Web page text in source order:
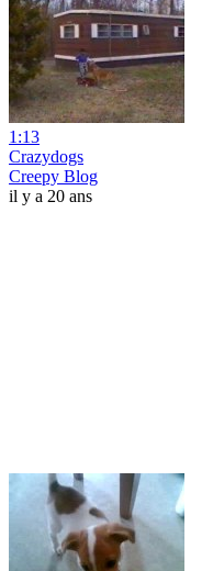
1:13
Crazydogs
Creepy Blog
il y a 20 ans